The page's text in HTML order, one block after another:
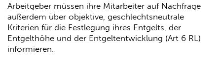
Arbeitgeber müssen ihre Mitarbeiter auf Nachfrage
außerdem über objektive, geschlechtsneutrale
Kriterien für die Festlegung ihres Entgelts, der
Entgelthöhe und der Entgeltentwicklung (Art 6 RL)
informieren.